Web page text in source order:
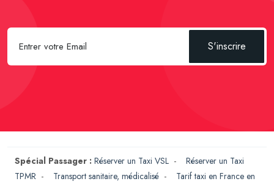
S'inscrire
Spécial Passager : Réserver un Taxi VSL - Réserver un Taxi
TPMR - Transport sanitaire, médicalisé - Tarif taxi en France en